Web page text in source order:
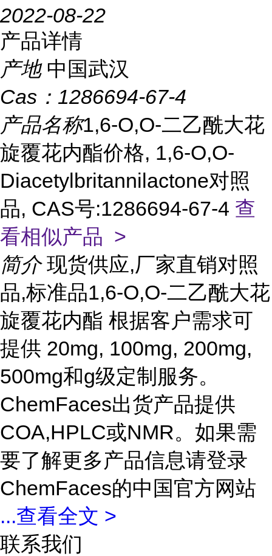
2022-08-22
产品详情
产地 中国武汉
Cas： 1286694-67-4
产品名称1,6-O,O-二乙酰大花
旋覆花内酯价格, 1,6-O,O-
Diacetylbritannilactone对照
品, CAS号:1286694-67-4 查
看相似产品 >
简介 现货供应,厂家直销对照
品,标准品1,6-O,O-二乙酰大花
旋覆花内酯 根据客户需求可
提供 20mg, 100mg, 200mg,
500mg和g级定制服务。
ChemFaces出货产品提供
COA,HPLC或NMR。如果需
要了解更多产品信息请登录
ChemFaces的中国官方网站
...查看全文 >
联系我们